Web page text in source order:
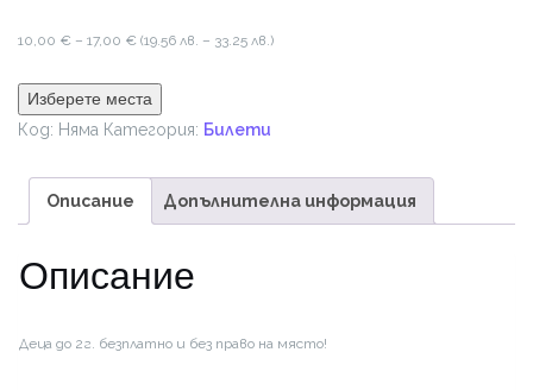
10,00 € – 17,00 € Price
10,00 €
through
(19.56 лв. – 33.25 лв.)
Изберете места
Код: Няма Категория: Билети
Описание Допълнителна информация
Описание
Деца до 2г. безплатно и без право на място!